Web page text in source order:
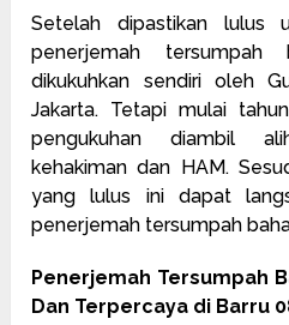
Setelah dipastikan lulus
penerjemah
dikukuhkan sendiri oleh
Jakarta. Tetapi mulai
pengukuhan diambil
kehakiman dan HAM.
yang lulus ini dapat
penerjemah tersumpah
Penerjemah Tersumpah
Dan Terpercaya di Barru